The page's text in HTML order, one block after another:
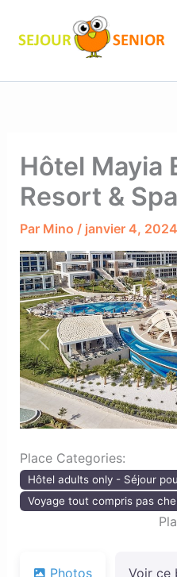
contenu
Hôtel Mayia
Resort &
Par Mino / janvier 4, 2024
Previous
Place Categories:
Hôtel adults only - Séjour
Voyage tout compris pas
Photos Voir ce